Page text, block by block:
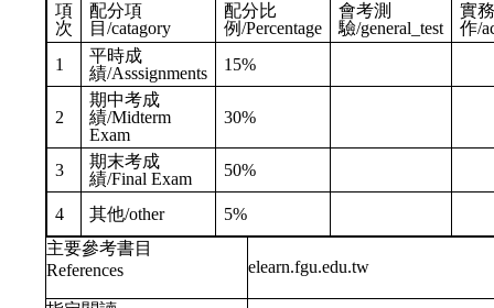
項
次
配分項
目/catagory
配分比
例/Percentage
會考測
驗/general_test
實
作/
1
平時成
績/Asssignments
15%
2
期中考成
績/Midterm
Exam
30%
3
期末考成
績/Final Exam
50%
4 其他/other
5%
主要參考書目
References
elearn.fgu.edu.tw